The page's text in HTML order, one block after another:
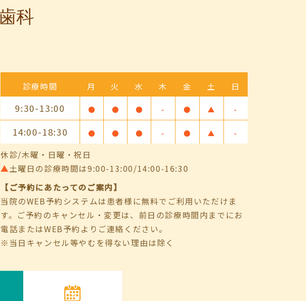
診療時間 月 火 水 木 金 土 日
9:30-13:00 ● ● ● - ● ▲ -
14:00-18:30 ● ● ● - ● ▲ -
休診/木曜・日曜・祝日
▲土曜日の診療時間は9:00-13:00/14:00-16:30
【ご予約にあたってのご案内】
当院のWEB予約システムは患者様に無料でご利用いただけま
す。ご予約のキャンセル・変更は、前日の診療時間内までにお
電話またはWEB予約よりご連絡ください。
※当日キャンセル等やむを得ない理由は除く